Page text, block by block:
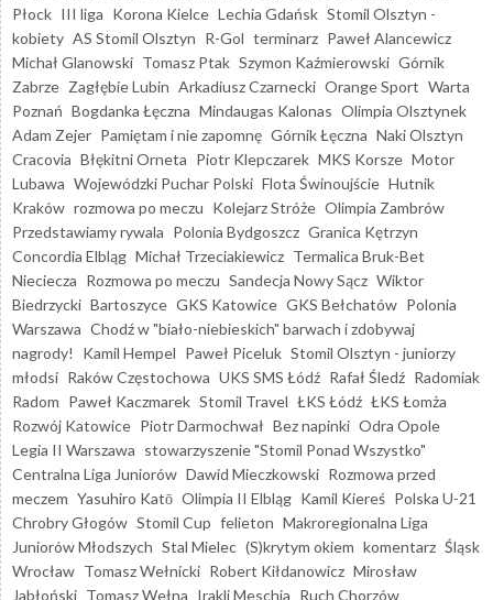
Płock III liga Korona Kielce Lechia Gdańsk Stomil Olsztyn -
kobiety AS Stomil Olsztyn R-Gol terminarz Paweł Alancewicz
Michał Glanowski Tomasz Ptak Szymon Kaźmierowski Górnik
Zabrze Zagłębie Lubin Arkadiusz Czarnecki Orange Sport Warta
Poznań Bogdanka Łęczna Mindaugas Kalonas Olimpia Olsztynek
Adam Zejer Pamiętam i nie zapomnę Górnik Łęczna Naki Olsztyn
Cracovia Błękitni Orneta Piotr Klepczarek MKS Korsze Motor
Lubawa Wojewódzki Puchar Polski Flota Świnoujście Hutnik
Kraków rozmowa po meczu Kolejarz Stróże Olimpia Zambrów
Przedstawiamy rywala Polonia Bydgoszcz Granica Kętrzyn
Concordia Elbląg Michał Trzeciakiewicz Termalica Bruk-Bet
Nieciecza Rozmowa po meczu Sandecja Nowy Sącz Wiktor
Biedrzycki Bartoszyce GKS Katowice GKS Bełchatów Polonia
Warszawa Chodź w "biało-niebieskich" barwach i zdobywaj
nagrody!
Kamil Hempel Paweł Piceluk Stomil Olsztyn - juniorzy
młodsi Raków Częstochowa UKS SMS Łódź Rafał Śledź Radomiak
Radom Paweł Kaczmarek Stomil Travel ŁKS Łódź ŁKS Łomża
Rozwój Katowice Piotr Darmochwał Bez napinki Odra Opole
Legia II Warszawa stowarzyszenie "Stomil Ponad Wszystko"
Centralna Liga Juniorów Dawid Mieczkowski Rozmowa przed
meczem Yasuhiro Katō Olimpia II Elbląg Kamil Kiereś Polska U-21
Chrobry Głogów Stomil Cup felieton Makroregionalna Liga
Juniorów Młodszych Stal Mielec (S)krytym okiem komentarz Śląsk
Wrocław Tomasz Wełnicki Robert Kiłdanowicz Mirosław
Jabłoński Tomasz Wełna Irakli Meschia Ruch Chorzów